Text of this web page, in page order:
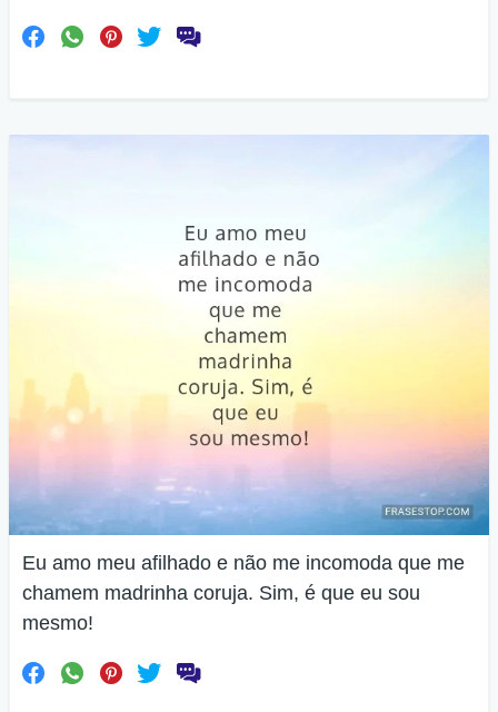
Eu amo meu afilhado e não me incomoda que me
chamem madrinha coruja. Sim, é que eu sou
mesmo!